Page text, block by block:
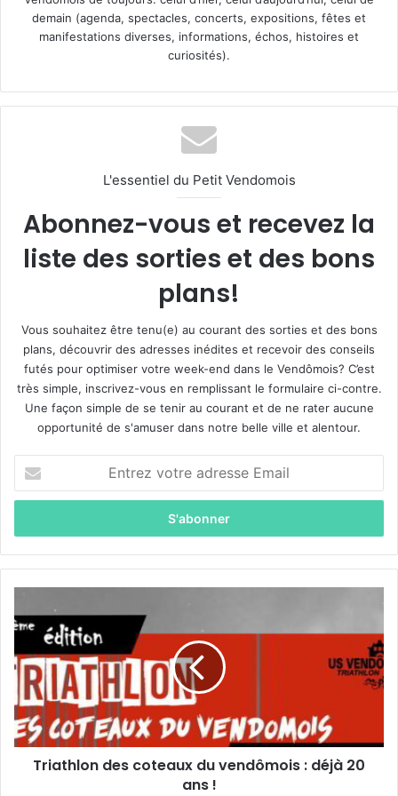
demain (agenda, spectacles, concerts, expositions, fêtes et
manifestations diverses, informations, échos, histoires et
curiosités).
L'essentiel du Petit Vendomois
Abonnez-vous et recevez la
liste des sorties et des bons
plans!
Vous souhaitez être tenu(e) au courant des sorties et des bons
plans, découvrir des adresses inédites et recevoir des conseils
futés pour optimiser votre week-end dans le Vendômois? C’est
très simple, inscrivez-vous en remplissant le formulaire ci-contre.
Une façon simple de se tenir au courant et de ne rater aucune
opportunité de s'amuser dans notre belle ville et alentour.
t
e
z
t
r
e
a
r
e
s
r
i
a
t
l
o
n
Triathlon des coteaux du vendômois : déjà 20
ans !